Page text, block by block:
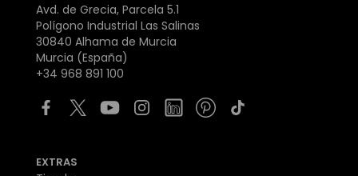
Avd. de Grecia, Parcela 5.1
Polígono Industrial Las Salinas
30840 Alhama de Murcia
Murcia (España)
+34 968 891 100
EXTRAS